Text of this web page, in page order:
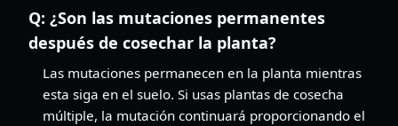
Q: ¿Son las mutaciones permanentes
después de cosechar la planta?
Las mutaciones permanecen en la planta mientras
esta siga en el suelo. Si usas plantas de cosecha
múltiple, la mutación continuará proporcionando el